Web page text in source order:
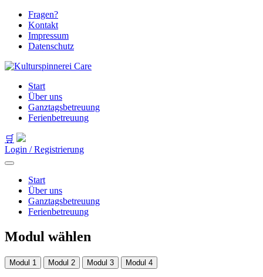
Fragen?
Kontakt
Impressum
Datenschutz
Start
Über uns
Ganztagsbetreuung
Ferienbetreuung
🛒
Login / Registrierung
Start
Über uns
Ganztagsbetreuung
Ferienbetreuung
Modul wählen
Modul 1 Modul 2 Modul 3 Modul 4